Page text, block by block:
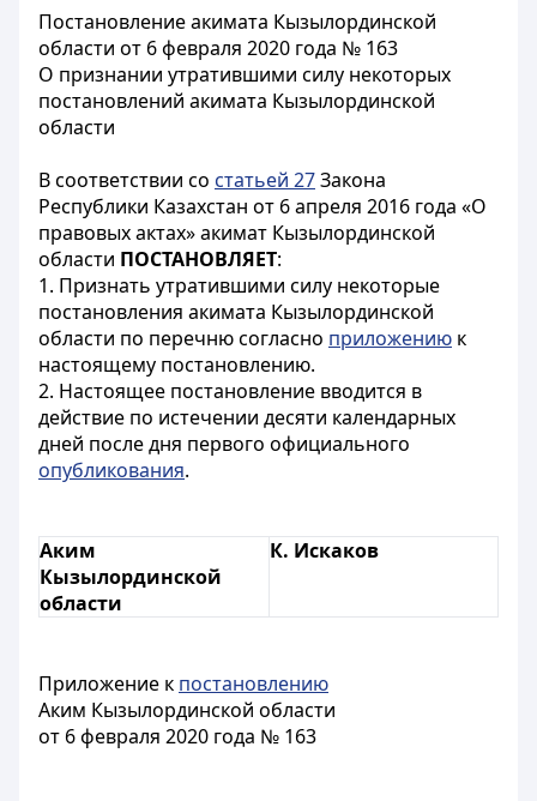
Постановление акимата Кызылординской
области от 6 февраля 2020 года № 163
О признании утратившими силу некоторых
постановлений акимата Кызылординской
области
В соответствии со статьей 27Закона
Республики Казахстан от 6 апреля 2016 года «О
правовых актах» акимат Кызылординской
области ПОСТАНОВЛЯЕТ:
1. Признать утратившими силу некоторые
постановления акимата Кызылординской
области по перечню согласно приложению к
настоящему постановлению.
2. Настоящее постановление вводится в
действие по истечении десяти календарных
дней после дня первого официального
опубликования.
Аким
Кызылординской
области
К. Искаков
Приложение к постановлению
Аким Кызылординской области
от 6 февраля 2020 года № 163